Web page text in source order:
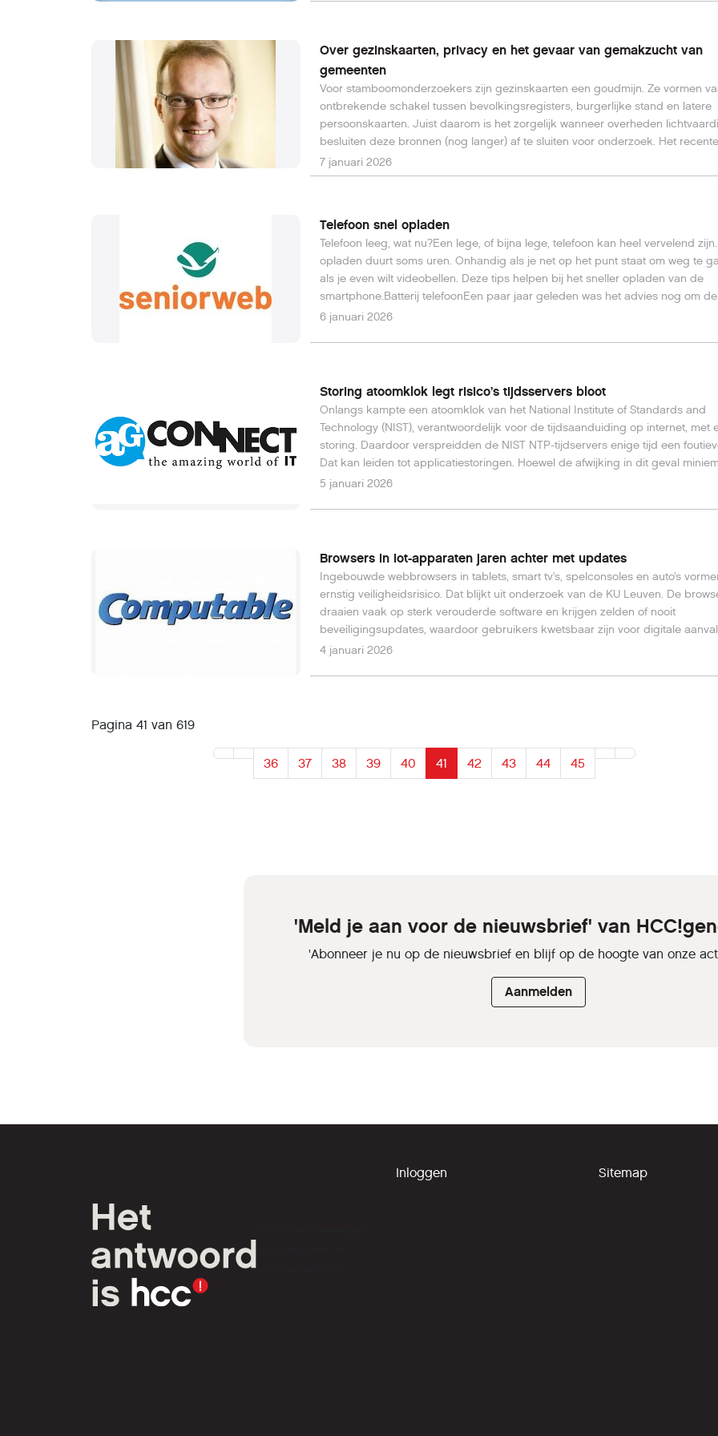
Over gezinskaarten, privacy en het gevaar van gemakzucht van
gemeenten
Voor stamboomonderzoekers zijn gezinskaarten een goudmijn. Ze vormen
ontbrekende schakel tussen bevolkingsregisters, burgerlijke stand en latere
persoonskaarten. Juist daarom is het zorgelijk wanneer overheden
besluiten deze bronnen (nog langer) af te sluiten voor onderzoek. Het
rond de gezinskaarten in Veenendaal (link *1) is daarvan een pijnlijk voorbeeld.
Aanleiding is een bericht waarin burgemeester en wethouders hun verzoek
van alle inwonende kinderen staan vermeld. Rechts op de kaart is bovendien
godsdienst genoteerd, een zogenoemd “bijzonder persoonsgegeven”. Tot
niets nieuws voor archivarissen of genealogen. De crux zit echter in de
7 januari 2026
Telefoon snel opladen
Telefoon leeg, wat nu?Een lege, of bijna lege, telefoon kan heel vervelend
opladen duurt soms uren. Onhandig als je net op het punt staat om weg te
als je even wilt videobellen. Deze tips helpen bij het sneller opladen van de
smartphone.Batterij telefoonEen paar jaar geleden was het advies nog om
elke keer helemaal leeg te maken en daarna weer volledig op te laden. Dit is
6 januari 2026
Storing atoomklok legt risico’s tijdsservers bloot
Onlangs kampte een atoomklok van het National Institute of Standards and
Technology (NIST), verantwoordelijk voor de tijdsaanduiding op internet, met
storing. Daardoor verspreidden de NIST NTP-tijdservers enige tijd een
Dat kan leiden tot applicatiestoringen. Hoewel de afwijking in dit geval
stelt NIST dat het voorval aangeeft dat organisaties altijd meerdere NTP-
5 januari 2026
Browsers in iot-apparaten jaren achter met updates
Ingebouwde webbrowsers in tablets, smart tv’s, spelconsoles en auto’s
ernstig veiligheidsrisico. Dat blijkt uit onderzoek van de KU Leuven. De
draaien vaak op sterk verouderde software en krijgen zelden of nooit
beveiligingsupdates, waardoor gebruikers kwetsbaar zijn voor digitale
4 januari 2026
Pagina 41 van 619
36 37 38 39 40 41 42 43 44 45
'Meld je aan voor de nieuwsbrief' van
'Abonneer je nu op de nieuwsbrief en blijf op de hoogte van onze
Aanmelden
tech-liefhebbers.
Inloggen Sitemap